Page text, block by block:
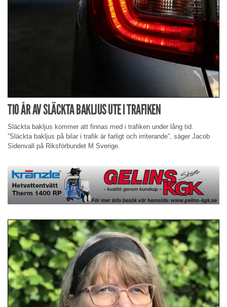
TIO ÅR AV SLÄCKTA BAKLJUS UTE I TRAFIKEN
Släckta bakljus kommer att finnas med i trafiken under lång tid.
”Släckta bakljus på bilar i trafik är farligt och irriterande”, säger Jacob
Sidenvall på Riksförbundet M Sverige.